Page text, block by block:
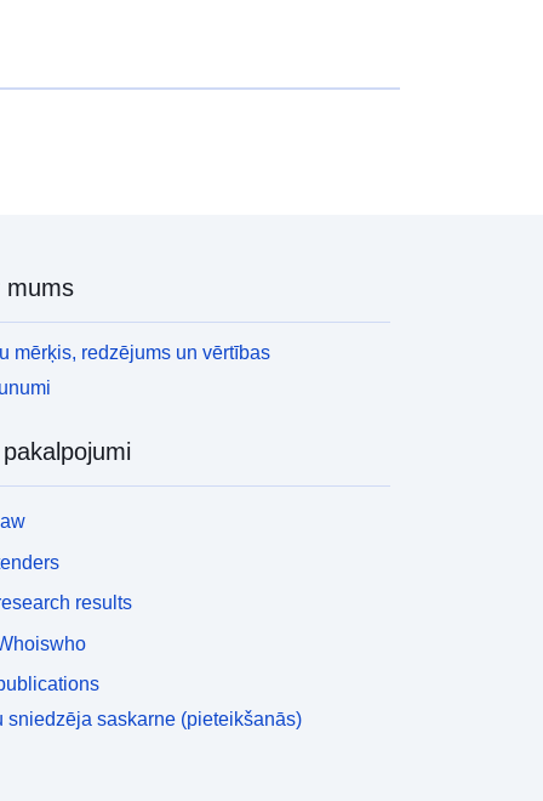
mums
mērķis, redzējums un vērtības
results
sniedzēja saskarne (pieteikšanās)